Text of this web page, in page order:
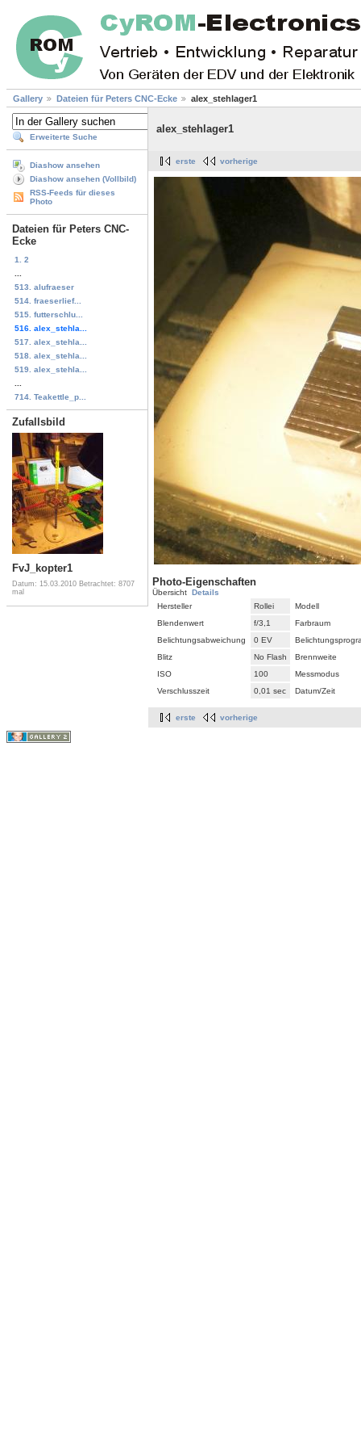
Gallery Dateien für Peters CNC-Ecke alex_stehlager1
Erweiterte Suche
Diashow ansehen
Diashow ansehen (Vollbild)
RSS-Feeds für dieses
Photo
Dateien für Peters CNC-
Ecke
1. 2
513. alufraeser
514. fraeserlief...
515. futterschlu...
516. alex_stehla...
517. alex_stehla...
518. alex_stehla...
519. alex_stehla...
714. Teakettle_p...
Zufallsbild
FvJ_kopter1
Datum: 15.03.2010 Betrachtet: 8707
mal
alex_stehlager1
erste vorherige
Photo-Eigenschaften
Übersicht Details
Hersteller
Rollei
Modell
Blendenwert
f/3,1
Farbraum
Belichtungsabweichung
0 EV
Blitz
No Flash
Brennweite
ISO
100
Messmodus
Verschlusszeit
0,01 sec Datum/Zeit
erste vorherige